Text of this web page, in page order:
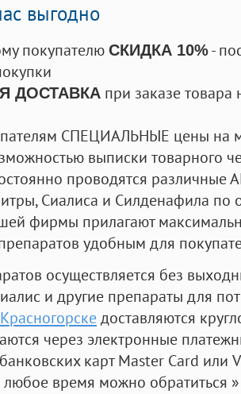
выгодно
покупателю СКИДКА 10%-
ДОСТАВКА при заказе
СПЕЦИАЛЬНЫЕ цены на
выписки товарного
проводятся
Сиалиса и Силденафила по
фирмы прилагают
удобным для
осуществляется без
и другие препараты для
доставляются
через электронные
карт Master Card или
любое время можно обратиться